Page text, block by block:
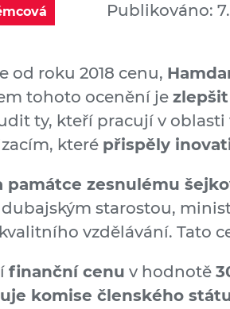
Publikováno:
od roku 2018 cenu,
tohoto ocenění je
ty, kteří pracují v
které přispěly
památce zesnulému
dubajským starostou,
vzdělávání. Tato
finanční cenu v hodnotě
komise členského státu